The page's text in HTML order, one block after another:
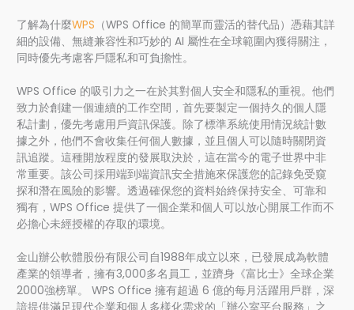
了解為什麼WPS （WPS Office 的簡單而靈活的替代品）憑藉其詳
細的設備、無縫兼容性和巧妙的 AI 屬性在全球範圍內獲得關注，
同時優先考慮客戶隱私和可負擔性。
WPS Office 的吸引力之一在於其對個人安全和隱私的重視。他們
致力於創建一個連續的工作空間，首先要製定一個持久的個人隱
私計劃，優先考慮用戶資訊保護。除了標準系統使用情況統計數
據之外，他們不會收集任何個人數據，並且個人可以隨時關閉資
訊追蹤。這種開放程度的發展取決於，這在當今的電子世界中非
常重要。該公司採用端到端資訊安全措施來保護您的記錄免受窺
探和潛在風險的影響。透過確保您的資料始終保持安全、可靠和
獨有，WPS Office 提供了一個企業和個人可以放心開展工作而不
必擔心未經授權的存取的環境。
金山辦公軟體股份有限公司自1988年成立以來，已發展成為軟體
產業的領導者，擁有3,000多名員工，並躋身《富比士》全球企業
2000強榜單。 WPS Office 擁有超過 6 億的每月活躍用戶群，深
諳提供滿足現代企業和個人多樣化需求的「辦公室平台服務」之